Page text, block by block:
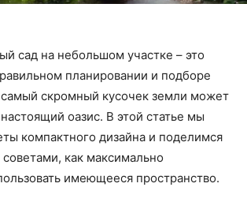
сад на небольшом участке – это
планировании и подборе
скромный кусочек земли может
оазис. В этой статье мы
компактного дизайна и поделимся
как максимально
имеющееся пространство.